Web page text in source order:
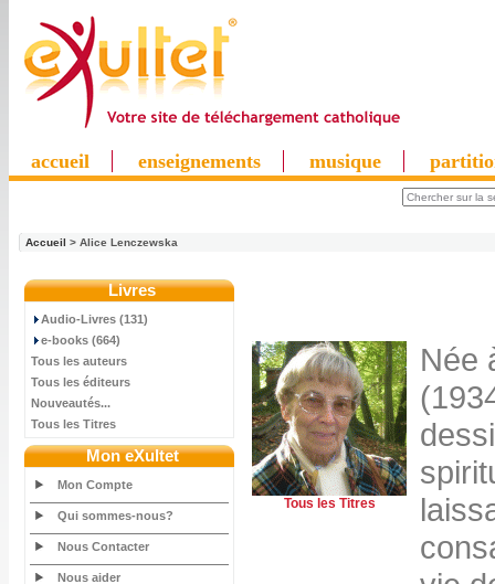
accueil enseignements musique
Accueil > Alice Lenczewska
Livres
Audio-Livres (131)
e-books (664)
Tous les auteurs
Tous les éditeurs
Nouveautés...
Tous les Titres
Mon eXultet
Mon Compte
Qui sommes-nous?
Nous Contacter
Nous aider
Tous les Titres
Née